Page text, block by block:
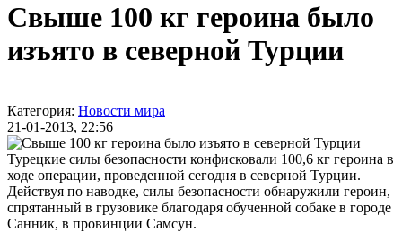
Свыше 100 кг героина было
изъято в северной Турции
Категория: Новости мира
21-01-2013, 22:56
Турецкие силы безопасности конфисковали 100,6 кг героина в
ходе операции, проведенной сегодня в северной Турции.
Действуя по наводке, силы безопасности обнаружили героин,
спрятанный в грузовике благодаря обученной собаке в городе
Санник, в провинции Самсун.